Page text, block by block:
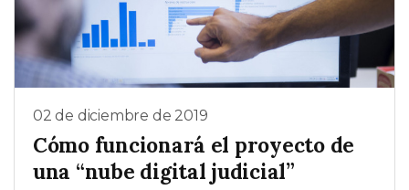
02 de diciembre de 2019
Cómo funcionará el proyecto de
una “nube digital judicial”